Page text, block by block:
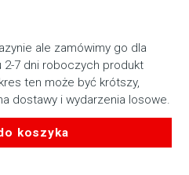
ale zamówimy go dla
2-7 dni roboczych produkt
ten może być krótszy,
dostawy i wydarzenia losowe.
koszyka